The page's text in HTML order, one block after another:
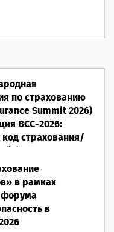
по страхованию
Summit 2026)
ВСС-2026:
страхования/
фактор»
в рамках
форума
в